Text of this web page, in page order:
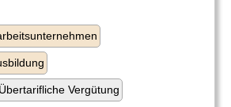
Übertarifliche Vergütung